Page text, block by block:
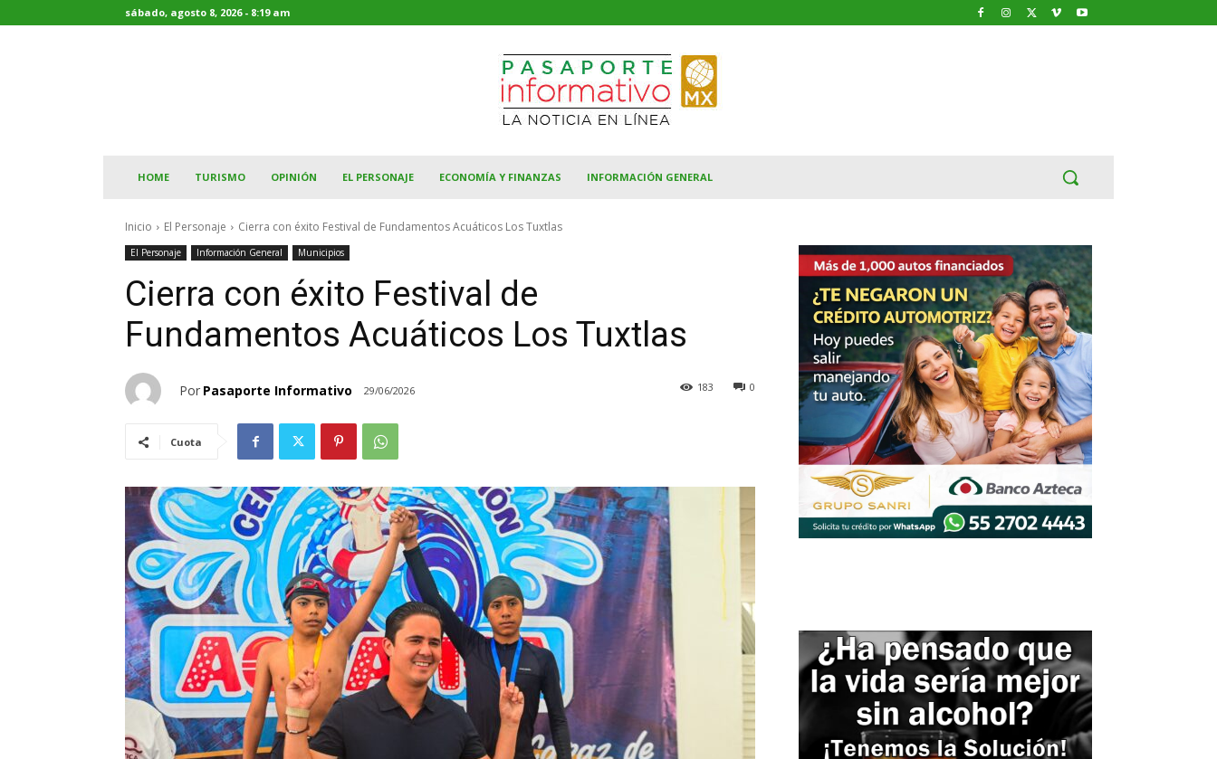
sábado, agosto 8, 2026 - 8:19 am
HOME TURISMO OPINIÓN EL PERSONAJE ECONOMÍA Y FINANZAS INFORMACIÓN GENERAL
Inicio El Personaje Cierra con éxito Festival de Fundamentos Acuáticos Los Tuxtlas
El Personaje Información General Municipios
Cierra con éxito Festival de
Fundamentos Acuáticos Los Tuxtlas
Por Pasaporte Informativo 29/06/2026 0
183
Cuota